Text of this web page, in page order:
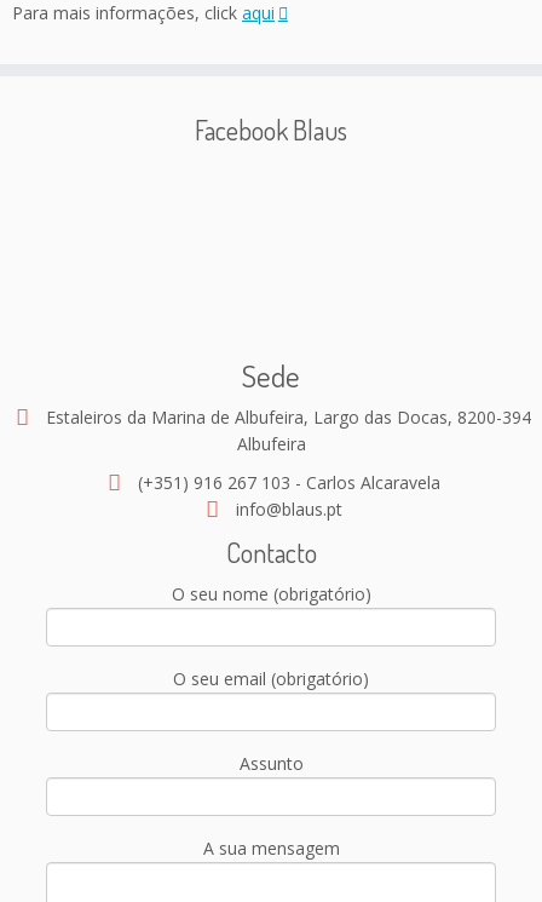
Para mais informações, click aqui
Facebook Blaus
Sede
Estaleiros da Marina de Albufeira, Largo das Docas, 8200-394
Albufeira
(+351) 916 267 103 - Carlos Alcaravela
info@blaus.pt
Contacto
O seu nome (obrigatório)
O seu email (obrigatório)
Assunto
A sua mensagem